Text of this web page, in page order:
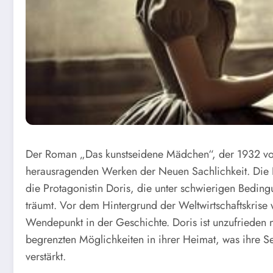
Der Roman „Das kunstseidene Mädchen“, der 1932
herausragenden Werken der Neuen Sachlichkeit.
die Protagonistin Doris, die unter schwierigen
träumt. Vor dem Hintergrund der
Wendepunkt in der Geschichte. Doris ist
begrenzten Möglichkeiten in ihrer Heimat, was ihre
verstärkt.